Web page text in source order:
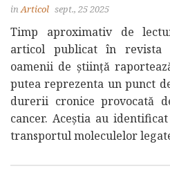
inArticol sept., 25 2025
Timp aproximativ de
articol publicat în revista
oamenii de știință
putea reprezenta un punct
durerii cronice provocată
cancer. Aceștia au
transportul moleculelor